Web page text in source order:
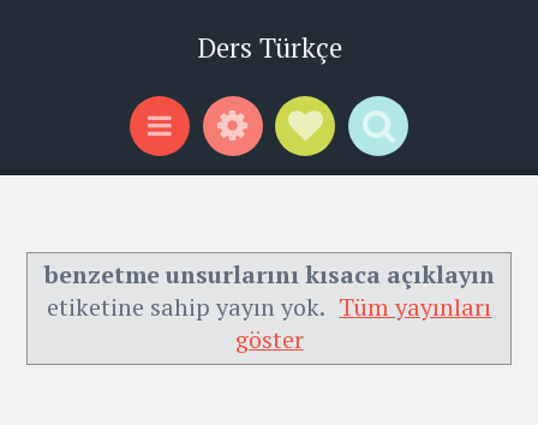
Ders Türkçe
Menu WidgetsSocial Links
Search
benzetme unsurlarını kısaca açıklayın
etiketine sahip yayın yok. Tüm yayınları
göster